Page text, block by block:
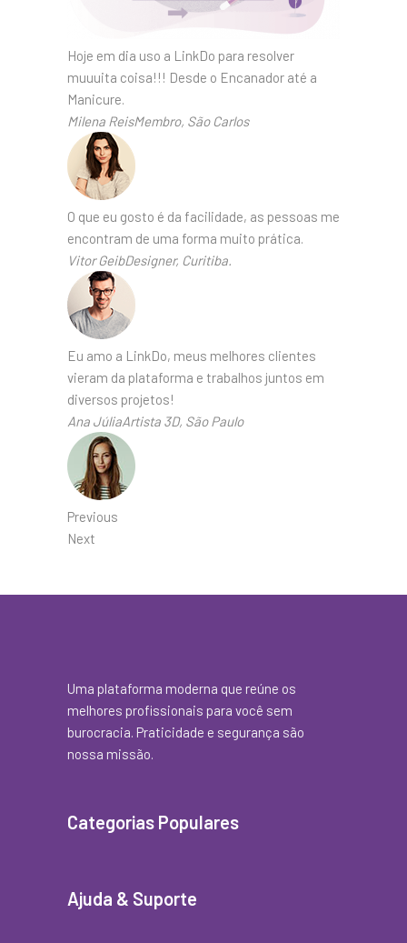
Hoje em dia uso a LinkDo para resolver
muuuita coisa!!! Desde o Encanador até a
Manicure.
Milena ReisMembro, São Carlos
O que eu gosto é da facilidade, as pessoas me
encontram de uma forma muito prática.
Vitor GeibDesigner, Curitiba.
Eu amo a LinkDo, meus melhores clientes
vieram da plataforma e trabalhos juntos em
diversos projetos!
Ana JúliaArtista 3D, São Paulo
Previous
Next
Uma plataforma moderna que reúne os
melhores profissionais para você sem
burocracia. Praticidade e segurança são
nossa missão.
Categorias Populares
Ajuda & Suporte